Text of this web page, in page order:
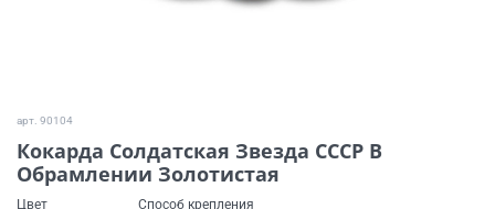
арт. 90104
Кокарда Cолдатская Звезда СССР В
Обрамлении Золотистая
Цвет Способ крепления